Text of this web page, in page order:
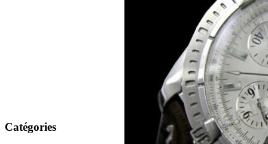
Catégories